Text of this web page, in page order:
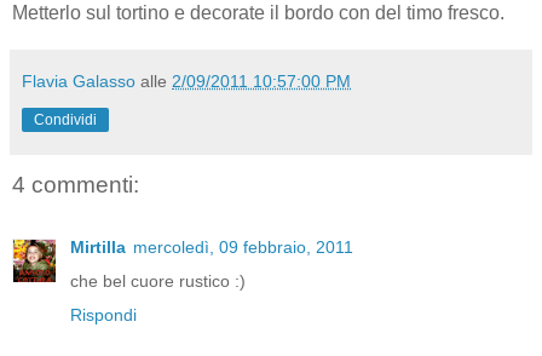
Metterlo sul tortino e decorate il bordo con del timo fresco.
Flavia Galasso alle 2/09/2011 10:57:00 PM
Condividi
4 commenti:
Mirtilla mercoledì, 09 febbraio, 2011
che bel cuore rustico :)
Rispondi